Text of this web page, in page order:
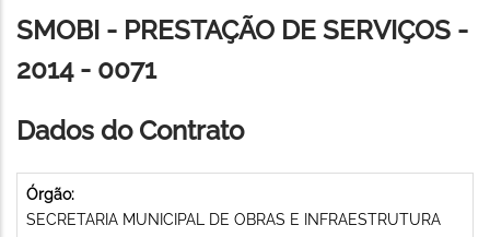
de
navegação
SMOBI - PRESTAÇÃO DE SERVIÇOS -
2014 - 0071
Dados do Contrato
Órgão:
SECRETARIA MUNICIPAL DE OBRAS E INFRAESTRUTURA